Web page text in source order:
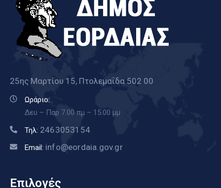
25ης Μαρτίου 15, Πτολεμαΐδα 502 00
Ωράριο:
Δευ – Παρ 7.00 πμ – 15.00 μμ
Τηλ: 2463053154
Email: info@eordaia.gov.gr
Επιλογές